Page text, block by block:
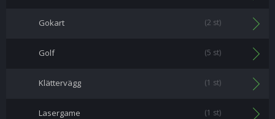
Gokart (2 st)
Golf (5 st)
Klättervägg (1 st)
Lasergame (1 st)